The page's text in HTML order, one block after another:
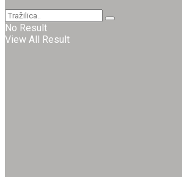
No Result
View All Result